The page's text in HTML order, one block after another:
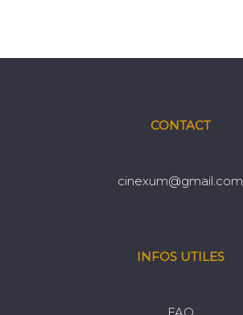
CONTACT
cinexum@gmail.com
INFOS UTILES